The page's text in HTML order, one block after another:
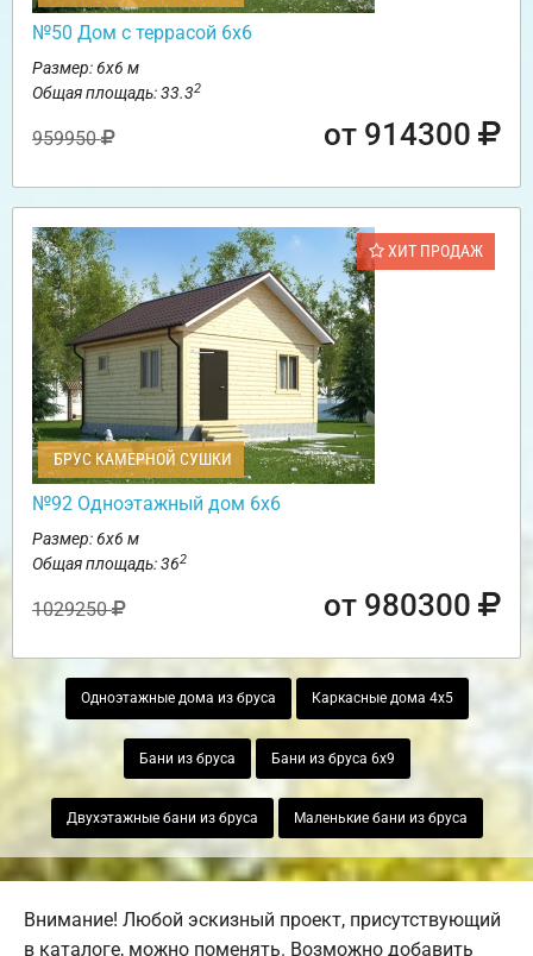
№50 Дом с террасой 6х6
Размер: 6х6 м
Общая площадь: 33.32
959950 от 914300
ХИТ ПРОДАЖ
БРУС КАМЕРНОЙ СУШКИ
№92 Одноэтажный дом 6х6
Размер: 6х6 м
Общая площадь: 362
1029250 от 980300
Одноэтажные дома из бруса Каркасные дома 4х5
Бани из бруса Бани из бруса 6х9
Двухэтажные бани из бруса Маленькие бани из бруса
Внимание! Любой эскизный проект, присутствующий
в каталоге, можно поменять. Возможно добавить